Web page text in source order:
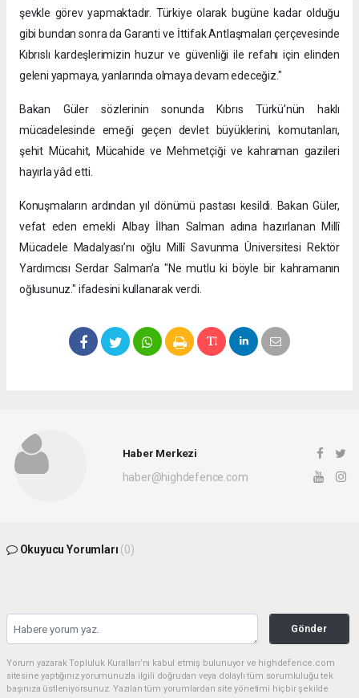
şevkle görev yapmaktadır. Türkiye olarak bugüne kadar olduğu
gibi bundan sonra da Garanti ve İttifak Antlaşmaları çerçevesinde
Kıbrıslı kardeşlerimizin huzur ve güvenliği ile refahı için elinden
geleni yapmaya, yanlarında olmaya devam edeceğiz."
Bakan Güler sözlerinin sonunda Kıbrıs Türkü’nün haklı
mücadelesinde emeği geçen devlet büyüklerini, komutanları,
şehit Mücahit, Mücahide ve Mehmetçiği ve kahraman gazileri
hayırla yâd etti.
Konuşmaların ardından yıl dönümü pastası kesildi. Bakan Güler,
vefat eden emekli Albay İlhan Salman adına hazırlanan Millî
Mücadele Madalyası’nı oğlu Millî Savunma Üniversitesi Rektör
Yardımcısı Serdar Salman’a "Ne mutlu ki böyle bir kahramanın
oğlusunuz." ifadesini kullanarak verdi.
Haber Merkezi
haber@highdefence.com
Okuyucu Yorumları (0)
Gönder
Yorum yazarak Topluluk Kuralları’nı kabul etmiş bulunuyor ve highdefence.com
sitesine yaptığınız yorumunuzla ilgili doğrudan veya dolaylı tüm sorumluluğu tek
başınıza üstleniyorsunuz. Yazılan tüm yorumlardan site yönetimi hiçbir şekilde